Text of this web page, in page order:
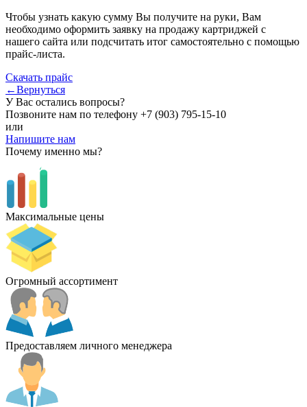
Чтобы узнать какую сумму Вы получите на руки, Вам
необходимо оформить заявку на продажу картриджей с
нашего сайта или подсчитать итог самостоятельно с помощью
прайс-листа.
Скачать прайс
←Вернуться
У Вас остались вопросы?
Позвоните нам по телефону +7 (903) 795-15-10
или
Напишите нам
Почему именно мы?
Максимальные цены
Огромный ассортимент
Предоставляем личного менеджера